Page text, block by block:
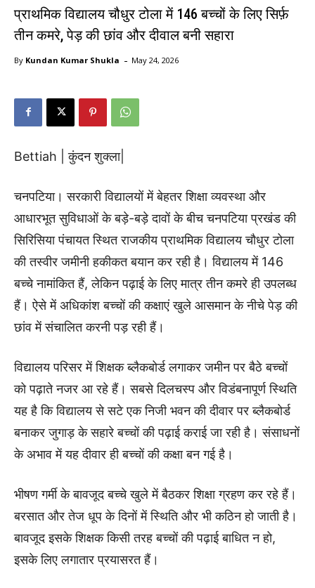
प्राथमिक विद्यालय चौधुर टोला में 146 बच्चों के लिए सिर्फ़
तीन कमरे, पेड़ की छांव और दीवाल बनी सहारा
By Kundan Kumar Shukla - May 24, 2026
Bettiah | कुंदन शुक्ला|
चनपटिया। सरकारी विद्यालयों में बेहतर शिक्षा व्यवस्था और
आधारभूत सुविधाओं के बड़े-बड़े दावों के बीच चनपटिया प्रखंड की
सिरिसिया पंचायत स्थित राजकीय प्राथमिक विद्यालय चौधुर टोला
की तस्वीर जमीनी हकीकत बयान कर रही है। विद्यालय में 146
बच्चे नामांकित हैं, लेकिन पढ़ाई के लिए मात्र तीन कमरे ही उपलब्ध
हैं। ऐसे में अधिकांश बच्चों की कक्षाएं खुले आसमान के नीचे पेड़ की
छांव में संचालित करनी पड़ रही हैं।
विद्यालय परिसर में शिक्षक ब्लैकबोर्ड लगाकर जमीन पर बैठे बच्चों
को पढ़ाते नजर आ रहे हैं। सबसे दिलचस्प और विडंबनापूर्ण स्थिति
यह है कि विद्यालय से सटे एक निजी भवन की दीवार पर ब्लैकबोर्ड
बनाकर जुगाड़ के सहारे बच्चों की पढ़ाई कराई जा रही है। संसाधनों
के अभाव में यह दीवार ही बच्चों की कक्षा बन गई है।
भीषण गर्मी के बावजूद बच्चे खुले में बैठकर शिक्षा ग्रहण कर रहे हैं।
बरसात और तेज धूप के दिनों में स्थिति और भी कठिन हो जाती है।
बावजूद इसके शिक्षक किसी तरह बच्चों की पढ़ाई बाधित न हो,
इसके लिए लगातार प्रयासरत हैं।